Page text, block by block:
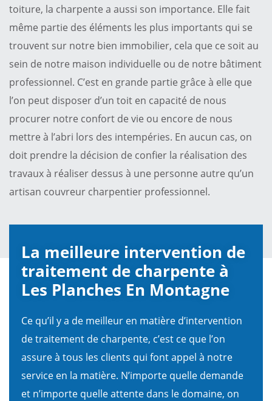
toiture, la charpente a aussi son importance. Elle fait
même partie des éléments les plus importants qui se
trouvent sur notre bien immobilier, cela que ce soit au
sein de notre maison individuelle ou de notre bâtiment
professionnel. C’est en grande partie grâce à elle que
l’on peut disposer d’un toit en capacité de nous
procurer notre confort de vie ou encore de nous
mettre à l’abri lors des intempéries. En aucun cas, on
doit prendre la décision de confier la réalisation des
travaux à réaliser dessus à une personne autre qu’un
artisan couvreur charpentier professionnel.
La meilleure intervention de
traitement de charpente à
Les Planches En Montagne
Ce qu’il y a de meilleur en matière d’intervention
de traitement de charpente, c’est ce que l’on
assure à tous les clients qui font appel à notre
service en la matière. N’importe quelle demande
et n’importe quelle attente dans le domaine, on